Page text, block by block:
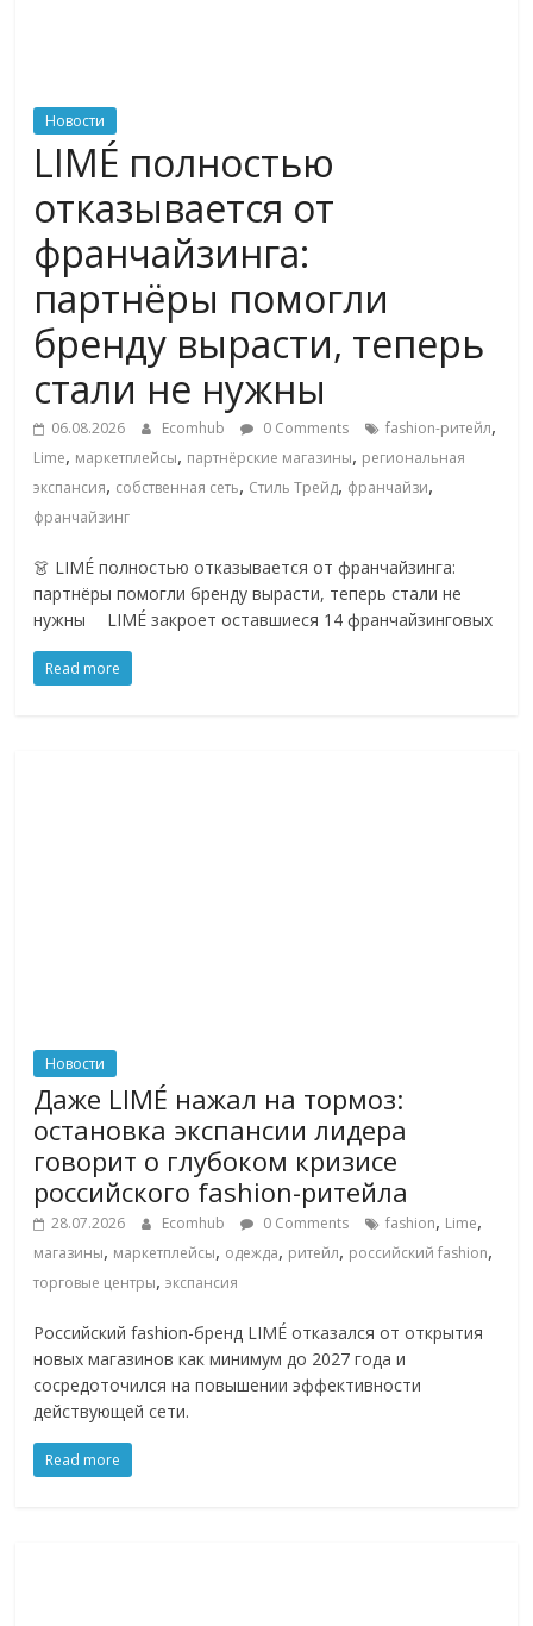
логистике,
технологиях,
соцсетях
Портал
об
онлайн-
торговле,
для
Commerce,
ритейле,
логистике,
технологиях,
соцсетях.
важно,
Новости
LIMÉ полностью
отказывается от
франчайзинга:
партнёры помогли
бренду вырасти, теперь
стали не нужны
06.08.2026 Ecomhub 0 Comments fashion-ритейл,
Lime, маркетплейсы, партнёрские магазины, региональная
экспансия, собственная сеть, Стиль Трейд, франчайзи,
франчайзинг
👗 LIMÉ полностью отказывается от франчайзинга:
партнёры помогли бренду вырасти, теперь стали не
нужны ⠀ LIMÉ закроет оставшиеся 14 франчайзинговых
Read more
Новости
Даже LIMÉ нажал на тормоз:
остановка экспансии лидера
говорит о глубоком кризисе
российского fashion-ритейла
28.07.2026 Ecomhub 0 Comments fashion, Lime,
магазины, маркетплейсы, одежда, ритейл, российский fashion,
торговые центры,экспансия
Российский fashion-бренд LIMÉ отказался от открытия
новых магазинов как минимум до 2027 года и
сосредоточился на повышении эффективности
действующей сети.
Read more